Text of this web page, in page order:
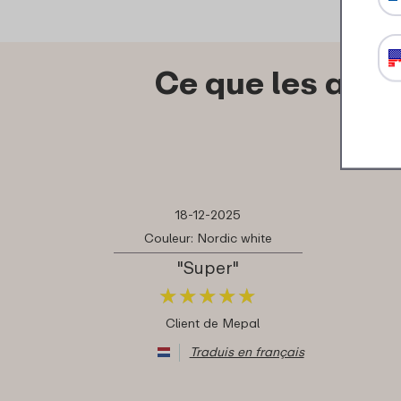
Ce que les
18-12-2025
Couleur: Nordic white
"Super"
★★★★★
★★★★★
Client de Mepal
Traduis en français